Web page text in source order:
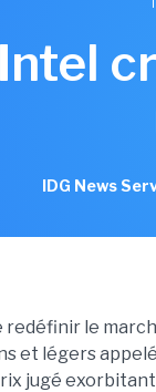
Intel
IDG News
le
et légers
jugé